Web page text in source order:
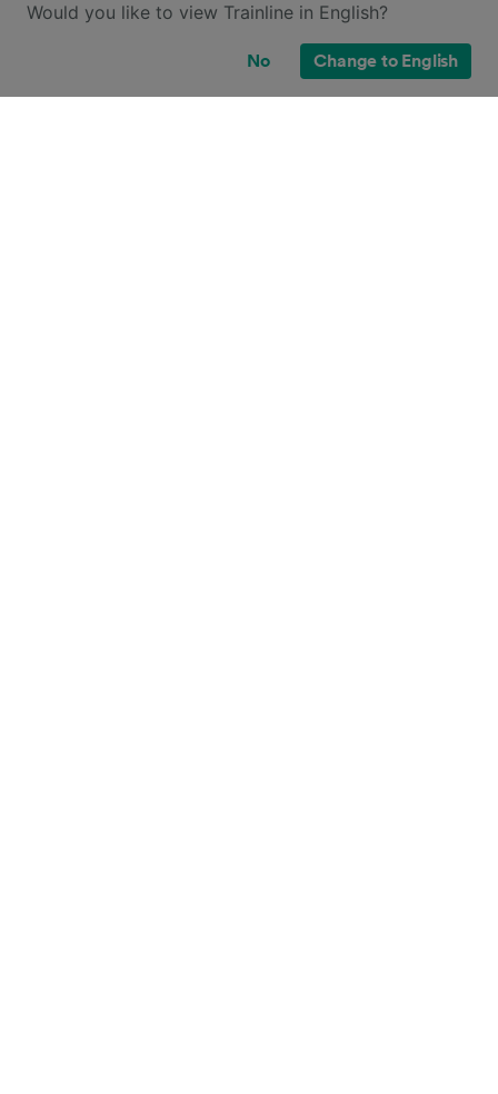
Would you like to view Trainline in English?
No Change to English